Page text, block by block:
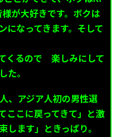
が大好きです。ボクは
になってきます。そして
くるので 楽しみにして
た。
、アジア人初の男性選
ここに戻ってきて」と激
します」ときっぱり。